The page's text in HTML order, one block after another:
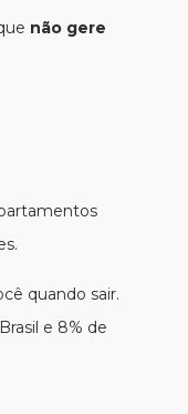
não gere
quando sair.
e 8% de